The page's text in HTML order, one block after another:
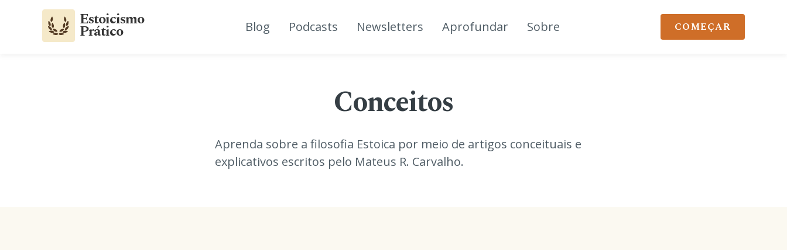
Estoicismo
Prático Blog Podcasts Newsletters Aprofundar Sobre COMEÇAR
Conceitos
Aprenda sobre a filosofia Estoica por meio de artigos conceituais e
explicativos escritos pelo Mateus R. Carvalho.